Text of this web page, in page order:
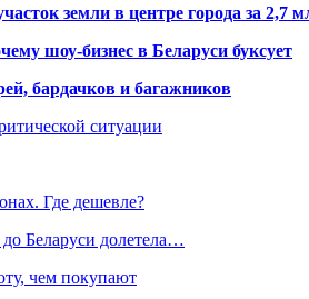
земли в центре города за 2,7
шоу-бизнес в Беларуси буксует
бардачков и багажников
ситуации
Где дешевле?
до Беларуси долетела…
чем покупают